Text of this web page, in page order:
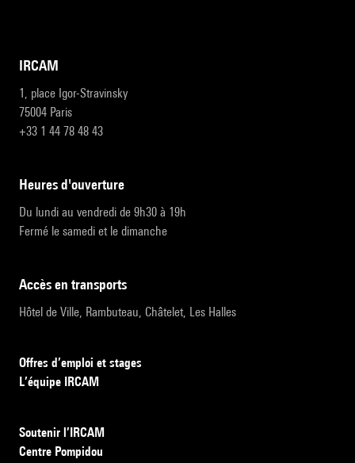
IRCAM
1, place Igor-Stravinsky
75004 Paris
+33 1 44 78 48 43
heures d'ouverture
Du lundi au vendredi de 9h30 à 19h
Fermé le samedi et le dimanche
accès en transports
Hôtel de Ville, Rambuteau, Châtelet, Les Halles
Offres d’emploi et stages
L’équipe IRCAM
Soutenir l’IRCAM
Centre Pompidou